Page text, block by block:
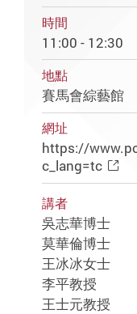
時間
11:00 - 12:30
地點
賽馬會綜藝館
網址
https://
c_lang=tc
講者
吳志華博士
莫華倫博士
王冰冰女士
李平教授
王士元教授